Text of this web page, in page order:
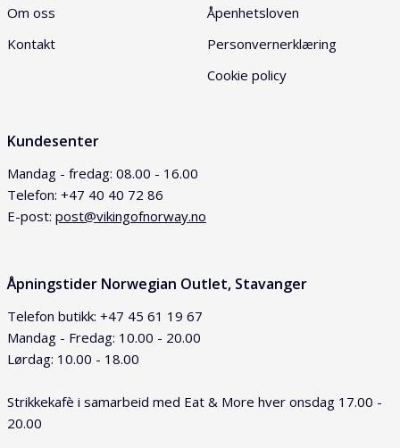
Om oss
Kontakt
Åpenhetsloven
Personvernerklæring
Cookie policy
Kundesenter
Mandag - fredag: 08.00 - 16.00
Telefon: +47 40 40 72 86
E-post: post@vikingofnorway.no
Åpningstider Norwegian Outlet, Stavanger
Telefon butikk: +47 45 61 19 67
Mandag - Fredag: 10.00 - 20.00
Lørdag: 10.00 - 18.00
Strikkekafè i samarbeid med Eat & More hver onsdag 17.00 -
20.00